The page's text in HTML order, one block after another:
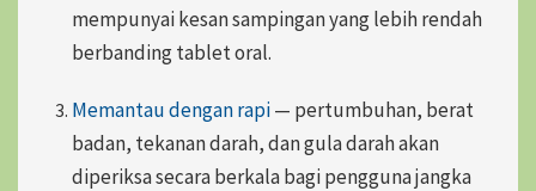
mempunyai kesan sampingan yang lebih rendah
berbanding tablet oral.
Memantau dengan rapi— pertumbuhan, berat
badan, tekanan darah, dan gula darah akan
diperiksa secara berkala bagi pengguna jangka